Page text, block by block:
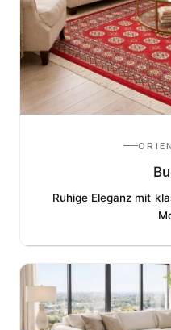
Ruhige Eleganz mit